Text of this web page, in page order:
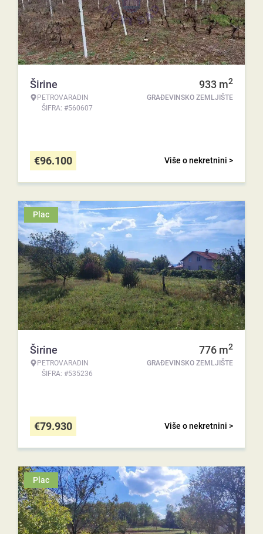
Širine
PETROVARADIN
ŠIFRA: #560607
933 m2
GRAĐEVINSKO ZEMLJIŠTE
Više o nekretnini >
€96.100
Plac
Širine
PETROVARADIN
ŠIFRA: #535236
776 m2
GRAĐEVINSKO ZEMLJIŠTE
Više o nekretnini >
€79.930
Plac